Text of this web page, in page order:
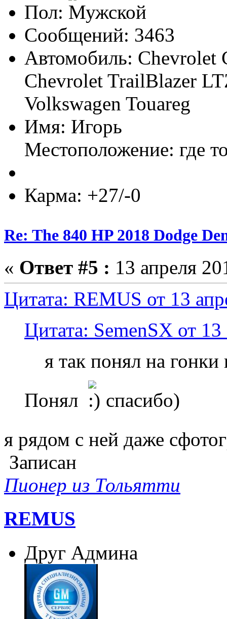
Пол:
Сообщений: 3463
Автомобиль: Chevrolet
Chevrolet TrailBlazer
Volkswagen Touareg
Имя: Игорь
Местоположение: где
Карма: +27/-0
Re: The 840 HP 2018 Dodge
« Ответ #5 : 13 апреля
Цитата: REMUS от 13
Цитата: SemenSX от
я так понял на
Понял
спасибо)
я рядом с ней даже
Записан
Пионер из Тольятти
REMUS
Друг Админа